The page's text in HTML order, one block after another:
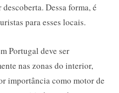
Dessa forma, é
para esses locais.
Portugal deve ser
nas zonas do interior,
importância como motor de